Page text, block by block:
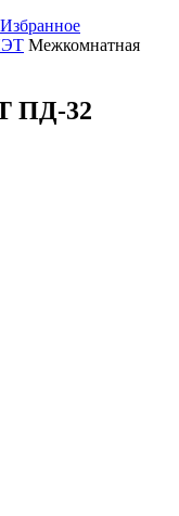
Избранное
Межкомнатная
ПД-32